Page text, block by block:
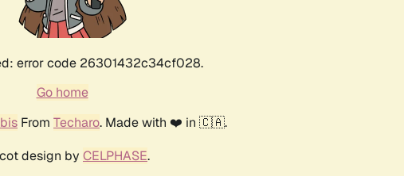
error code 26301432c34cf028.
Go home
From Techaro. Made with ❤️ in 🇨🇦.
design by CELPHASE.